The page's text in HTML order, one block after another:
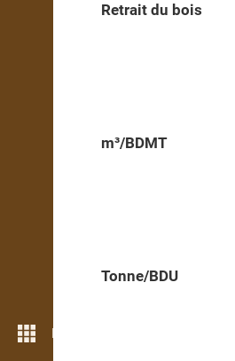
Plus de fonctions
Retrait du bois
m³/BDMT
Tonne/BDU